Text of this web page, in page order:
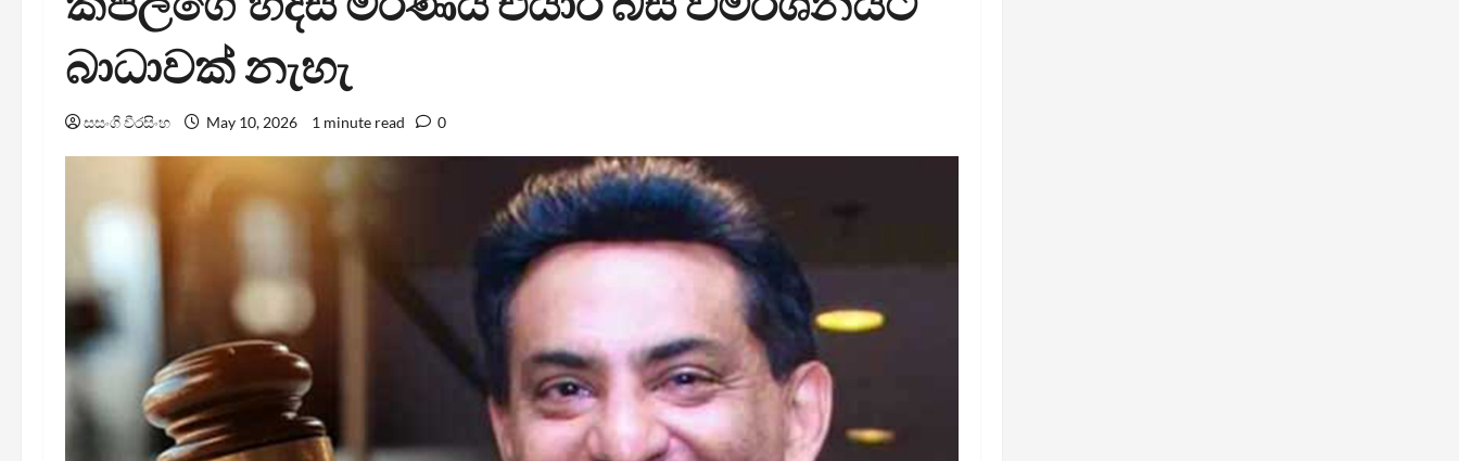
බාධාවක් නැහැ
සසංගි වීරසිංහ May 10, 2026 1 minute read 0